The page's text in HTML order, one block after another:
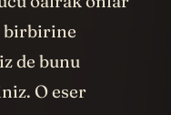
oalrak onlar
birbirine
de bunu
O eser